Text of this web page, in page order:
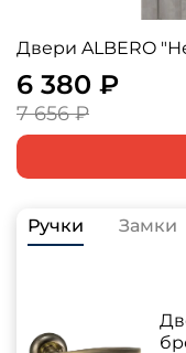
6 380 ₽
7 656 ₽
Ручки Замки